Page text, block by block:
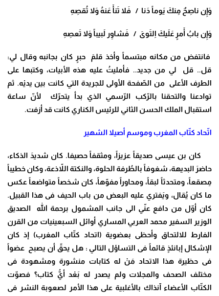
وَإِن ناصِحٌ مِنكَ يَوماً دَنا / فَلا تَنأَ عَنهُ وَلا تُقصِهِ
وَإِن بابُ أَمرٍ عَلَيكَ اِلتَوىَ / فَشاوِر لَبيباً وَلا تَعصِهِ
فانتفض من مكانه مبتسماً وأخذ قلمَ حبرٍ كان بجانبه وقال لي:
قل.. قل لي من جديد.. فأمليتُ عليه هذه الأبيات، وكتبها على
الطرف الأعلى من الصّفحة الأولى للجريدة التي كانت بين يديْه. ثم
توادعنا والتحقنا بالرّكب الرّسمي الذي بدأ يتحرّك لأنّ ساعة
استقبال الملك الحسن الثاني للرئيس الكناري كانت قد أزفت.
اتّحاد كتّاب المغرب وموسم أصيلا الشهير
كان بن عيسى صديقاً عزيزاً، ومثقفاً حصيفا. كان شديدَ الذكاء،
حاضرَ البديهة، شغوفاً بالطُرفة الحلوة، والنكتة اللاّذعة، وكان خطيباً
مِصقعاً، ومتحدثاً لبقاً، ومحاوراً مفوّهاً، كان شخصاً متواضعاً عكس
ما كان يُقال، ويَفتري عليه البعض من باب الحيف فى هذا القبيل.
كان أوّل من دافع عنّي الى جانب المشمول برحمة الله الصديق
الوزير السفير محمد العربي المساري أوائل السبعينيات من القرن
الفارط للالتحاق وأحظى بعضوية (اتحاد كتّاب المغرب) إذ كان
الإشكال إبانئذٍ قائماً فى التساؤل التالي : هل يحقّ أن يصبح عضواً
فى حظيرة هذا الاتحاد مَنْ له كتابات منشورة ومشهودة فى
مختلف الصحف والمجلات ولم يصدر له بَعْد أيُّ كتاب؟ فصوّت
الكتّاب الأعضاء آنذاك بالأغلبية على هذا الأمر لصعوبة النشر فى